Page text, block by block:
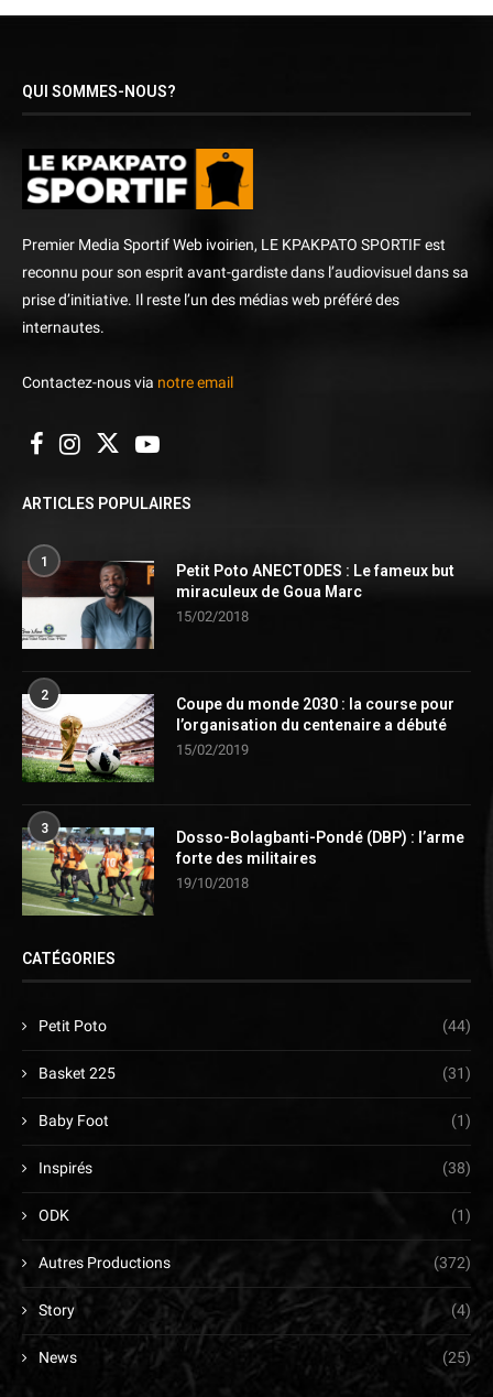
QUI SOMMES-NOUS?
Premier Media Sportif Web ivoirien, LE KPAKPATO SPORTIF est
reconnu pour son esprit avant-gardiste dans l’audiovisuel dans sa
prise d’initiative. Il reste l’un des médias web préféré des
internautes.
Contactez-nous via notre email
ARTICLES POPULAIRES
1
Petit Poto ANECTODES : Le fameux but
miraculeux de Goua Marc
15/02/2018
2
Coupe du monde 2030 : la course pour
l’organisation du centenaire a débuté
15/02/2019
3
Dosso-Bolagbanti-Pondé (DBP) : l’arme
forte des militaires
19/10/2018
CATÉGORIES
Petit Poto (44)
Basket 225 (31)
Baby Foot (1)
Inspirés (38)
ODK (1)
Autres Productions (372)
Story (4)
News (25)